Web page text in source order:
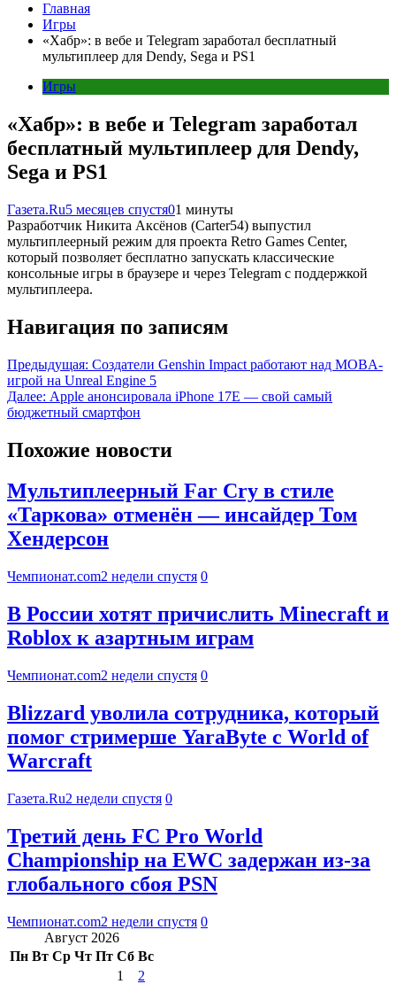
Главная
Игры
«Хабр»: в вебе и Telegram заработал бесплатный
мультиплеер для Dendy, Sega и PS1
Игры
«Хабр»: в вебе и Telegram заработал
бесплатный мультиплеер для Dendy,
Sega и PS1
Газета.Ru5 месяцев спустя01 минуты
Разработчик Никита Аксёнов (Carter54) выпустил
мультиплеерный режим для проекта Retro Games Center,
который позволяет бесплатно запускать классические
консольные игры в браузере и через Telegram с поддержкой
мультиплеера.
Навигация по записям
Предыдущая: Создатели Genshin Impact работают над MOBA-
игрой на Unreal Engine 5
Далее: Apple анонсировала iPhone 17E — свой самый
бюджетный смартфон
Похожие новости
Мультиплеерный Far Cry в стиле
«Таркова» отменён — инсайдер Том
Хендерсон
Чемпионат.com2 недели спустя 0
В России хотят причислить Minecraft и
Roblox к азартным играм
Чемпионат.com2 недели спустя 0
Blizzard уволила сотрудника, который
помог стримерше YaraByte с World of
Warcraft
Газета.Ru2 недели спустя 0
Третий день FC Pro World
Championship на EWC задержан из-за
глобального сбоя PSN
Чемпионат.com2 недели спустя 0
Август 2026
Пн Вт Ср Чт Пт Сб Вс
1
2